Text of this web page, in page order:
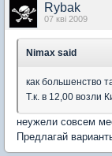
Rybak
07 кві 2009
Nimax said
как большенство
Т.к. в 12,00 возли
неужели совсем
Предлагай